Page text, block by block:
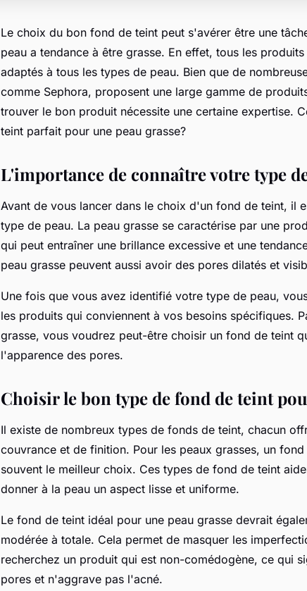
Le choix du bon fond de teint peut s'avérer être une
peau a tendance à être grasse. En effet, tous les
adaptés à tous les types de peau. Bien que de
comme Sephora, proposent une large gamme de
trouver le bon produit nécessite une certaine expertise.
teint parfait pour une peau grasse?
L'importance de connaître votre type
Avant de vous lancer dans le choix d'un fond de teint, il
type de peau. La peau grasse se caractérise par une
qui peut entraîner une brillance excessive et une
peau grasse peuvent aussi avoir des pores dilatés et
Une fois que vous avez identifié votre type de peau,
les produits qui conviennent à vos besoins spécifiques.
grasse, vous voudrez peut-être choisir un fond de teint
l'apparence des pores.
Choisir le bon type de fond de teint
Il existe de nombreux types de fonds de teint, chacun
couvrance et de finition. Pour les peaux grasses, un
souvent le meilleur choix. Ces types de fond de teint
donner à la peau un aspect lisse et uniforme.
Le fond de teint idéal pour une peau grasse devrait
modérée à totale. Cela permet de masquer les
recherchez un produit qui est non-comédogène, ce qui
pores et n'aggrave pas l'acné.